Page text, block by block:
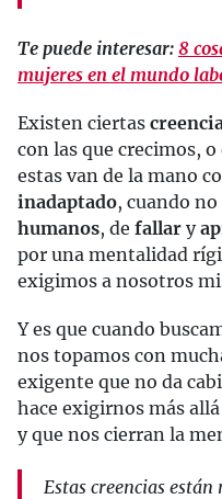
Te puede interesar: 8
mujeres en el mundo
Existen ciertas
con las que crecimos,
estas van de la mano
inadaptado, cuando
humanos, de fallar y
por una mentalidad
exigimos a nosotros
Y es que cuando
nos topamos con
exigente que no da
hace exigirnos más allá
y que nos cierran la
Estas creencias